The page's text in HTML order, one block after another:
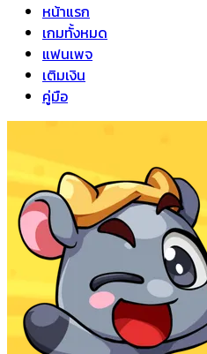
หน้าแรก
เกมทั้งหมด
แฟนเพจ
เติมเงิน
คู่มือ